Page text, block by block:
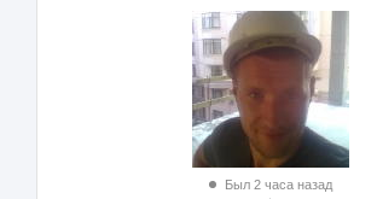
Был 2 часа назад